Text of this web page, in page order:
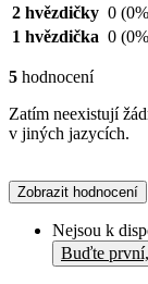
2 hvězdičky 0
1 hvězdička 0
5 hodnocení
Zatím neexistují
v jiných jazycích.
Zobrazit hodnocení
Nejsou k
Buďte